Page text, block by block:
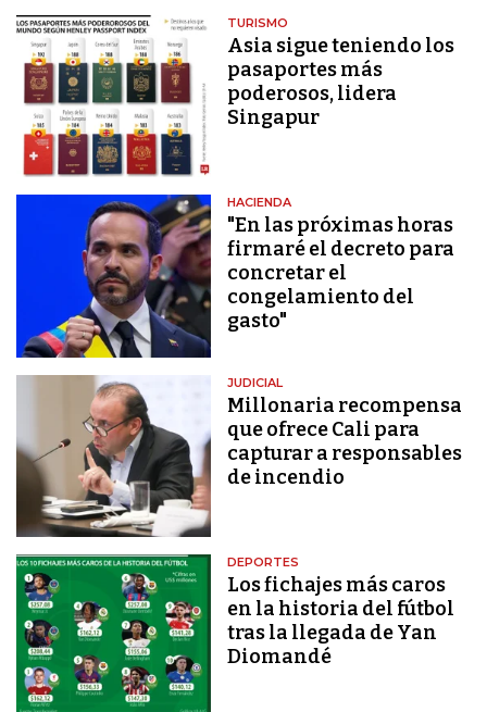
TURISMO
Asia sigue teniendo los
pasaportes más
poderosos, lidera
Singapur
HACIENDA
"En las próximas horas
firmaré el decreto para
concretar el
congelamiento del
gasto"
JUDICIAL
Millonaria recompensa
que ofrece Cali para
capturar a responsables
de incendio
DEPORTES
Los fichajes más caros
en la historia del fútbol
tras la llegada de Yan
Diomandé